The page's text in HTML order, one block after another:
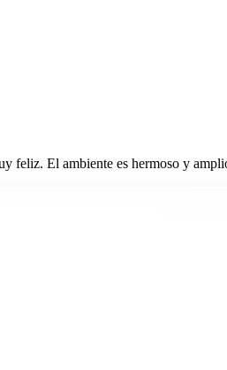
feliz. El ambiente es hermoso y